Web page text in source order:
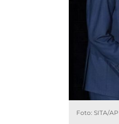
Foto: SITA/AP